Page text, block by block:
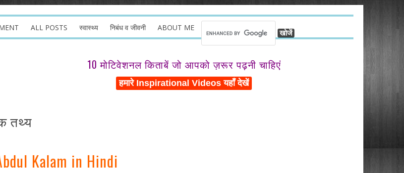
ALL POSTS स्वास्थ्य निबंध व जीवनी ABOUT ME
10 मोटिवेशनल किताबें जो आपको ज़रूर पढ़नी चाहिएं
तथ्य
Kalam in Hindi